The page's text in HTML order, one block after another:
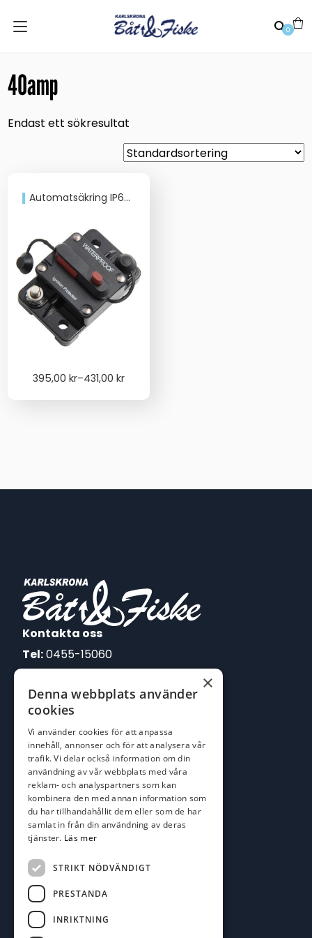
0
40amp
Endast ett sökresultat
Automatsäkring IP67 Gnistsäker. Till bla Minn Kota elmotorer
395,00kr–431,00kr
Price
Kontakta oss
Tel:0455-15060
E-post:
johan@batofiske.se
kim@batofiske.se
Adress
Karlskrona Båt & Fiske AB
Lallerstedts gata 4
371 54 Karlskrona
Följ oss
Facebook
×
Denna webbplats använder
cookies
Vi använder cookies för att anpassa
innehåll, annonser och för att analysera vår
trafik. Vi delar också information om din
användning av vår webbplats med våra
reklam- och analyspartners som kan
kombinera den med annan information som
du har tillhandahållit dem eller som de har
samlat in från din användning av deras
tjänster. Läs mer
STRIKT NÖDVÄNDIGT
PRESTANDA
INRIKTNING